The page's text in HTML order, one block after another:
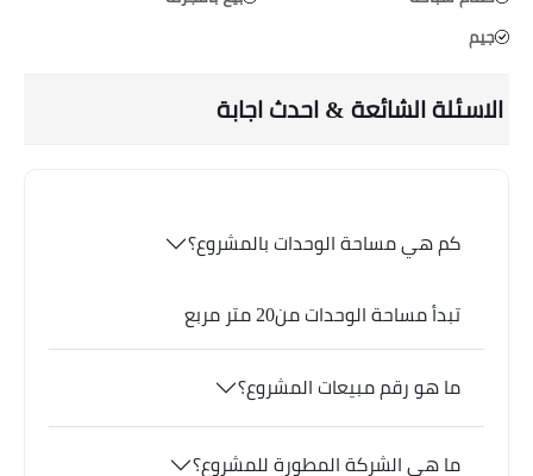
جيم
الاسئلة الشائعة & احدث اجابة
كم هي مساحة الوحدات بالمشروع؟
تبدأ مساحة الوحدات من20 متر مربع
ما هو رقم مبيعات المشروع؟
ما هي الشركة المطورة للمشروع؟